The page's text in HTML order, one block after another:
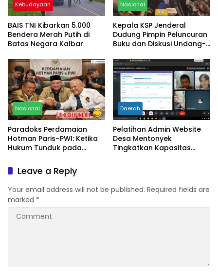
Kebudayaan
BAIS TNI Kibarkan 5.000
Bendera Merah Putih di
Batas Negara Kalbar
Nasional
Kepala KSP Jenderal
Dudung Pimpin Peluncuran
Buku dan Diskusi Undang-
Nasional
Nasional
Paradoks Perdamaian
Hotman Paris–PWI: Ketika
Hukum Tunduk pada
Panggung Elit
Daerah
Pelatihan Admin Website
Desa Mentonyek
Tingkatkan Kapasitas
Leave a Reply
Your email address will not be published. Required fields are
marked *